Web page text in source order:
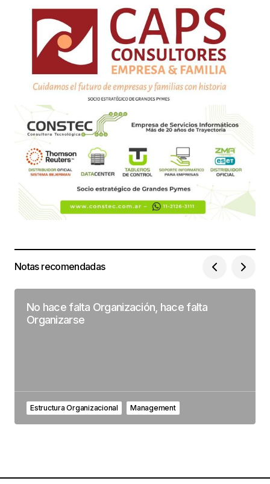
Notas recomendadas
No hace falta Organización, hace falta
Organizarse
Estructura Organizacional Management